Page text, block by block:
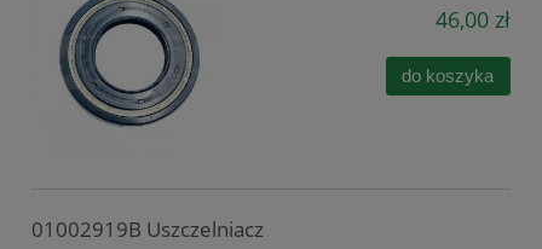
46,00 zł
do koszyka
01002919B Uszczelniacz